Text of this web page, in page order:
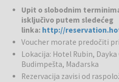
zvezdice. Zahvaljujući mirnoj
centrom grada, odličan je izbor za
nudi 81 moderno uređenih soba te
potpuni odmor. Ovaj udoban hotel
podnožju planine Sas, u zelenom
grada udaljen je oko 3 km i
grada nudi niz turističkih atrakcija i
Upit o slobodnim
isključivo putem sledećeg
linka: http://
Voucher morate predočiti
Lokacija: Hotel Rubin, Dayka
Budimpešta, Mađarska
Rezervacija zavisi od